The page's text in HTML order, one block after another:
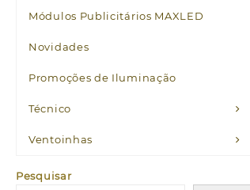
Módulos Publicitários MAXLED
Novidades
Promoções de Iluminação
Técnico
Ventoinhas
Pesquisar